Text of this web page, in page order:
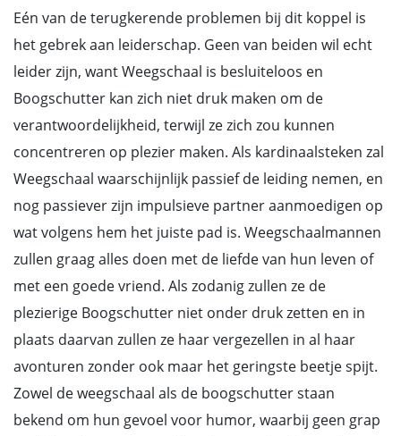
Eén van de terugkerende problemen bij dit koppel is
het gebrek aan leiderschap. Geen van beiden wil echt
leider zijn, want Weegschaal is besluiteloos en
Boogschutter kan zich niet druk maken om de
verantwoordelijkheid, terwijl ze zich zou kunnen
concentreren op plezier maken. Als kardinaalsteken zal
Weegschaal waarschijnlijk passief de leiding nemen, en
nog passiever zijn impulsieve partner aanmoedigen op
wat volgens hem het juiste pad is. Weegschaalmannen
zullen graag alles doen met de liefde van hun leven of
met een goede vriend. Als zodanig zullen ze de
plezierige Boogschutter niet onder druk zetten en in
plaats daarvan zullen ze haar vergezellen in al haar
avonturen zonder ook maar het geringste beetje spijt.
Zowel de weegschaal als de boogschutter staan
bekend om hun gevoel voor humor, waarbij geen grap